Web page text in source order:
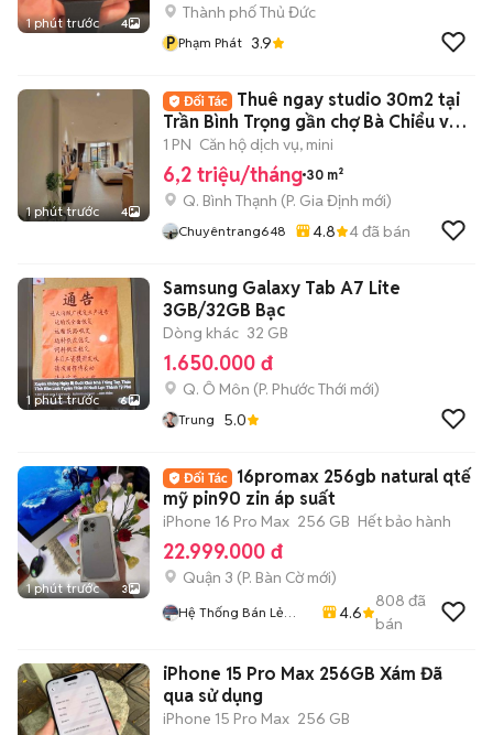
1 phút trước 4
Thành phố Thủ Đức
P Phạm Phát 3.9
1 phút trước 4
Thuê ngay studio 30m2 tại
Trần Bình Trọng gần chợ Bà Chiểu và
Quận 1
1 PN Căn hộ dịch vụ, mini
6,2 triệu/tháng 30 m²
Q. Bình Thạnh (P. Gia Định mới)
Chuyêntrang648 4.8 4đã bán
1 phút trước 6
Samsung Galaxy Tab A7 Lite
3GB/32GB Bạc
Dòng khác 32 GB
1.650.000 đ
Q. Ô Môn (P. Phước Thới mới)
Trung 5.0
1 phút trước 3
16promax 256gb natural qtế
mỹ pin90 zin áp suất
iPhone 16 Pro Max 256 GB Hết bảo hành
22.999.000 đ
Quận 3 (P. Bàn Cờmới)
Hệ Thống Bán Lẻ
4.6
808 đã
bán
iPhone 15 Pro Max 256GB Xám Đã
qua sử dụng
iPhone 15 Pro Max 256 GB